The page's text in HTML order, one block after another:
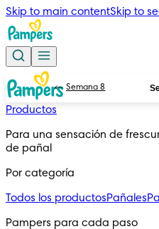
Skip to main contentSkip to
Productos
Para una sensación de
de pañal
Por categoría
Todos los productosPañales
Pampers para cada paso
Semana 8